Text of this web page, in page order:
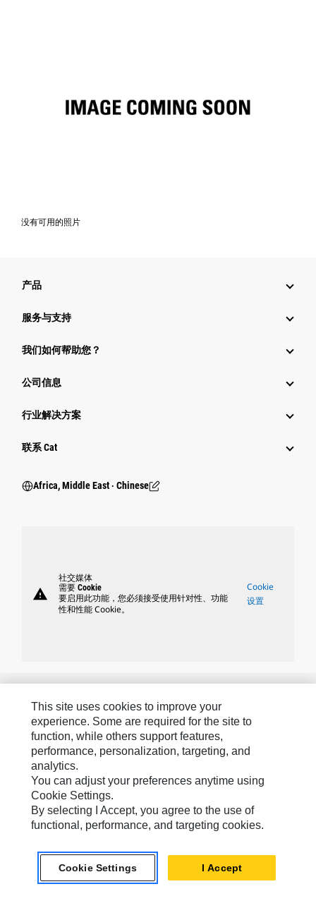
没有可用的照片
产品
服务与支持
我们如何帮助您？
公司信息
行业解决方案
行业
联系 Cat
Africa, Middle East ‧ Chinese
warning
社交媒体
需要 Cookie
要启用此功能，您必须接受使用针对性、功能
性和性能 Cookie。
Cookie
设置
Caterpillar.com
联系 Caterpillar
我的营销首选项
站点地图
隐私
This site uses cookies to improve your
experience. Some are required for the site to
function, while others support features,
performance, personalization, targeting, and
analytics.
You can adjust your preferences anytime using
Cookie Settings.
By selecting I Accept, you agree to the use of
functional, performance, and targeting cookies.
Cookie Settings I Accept